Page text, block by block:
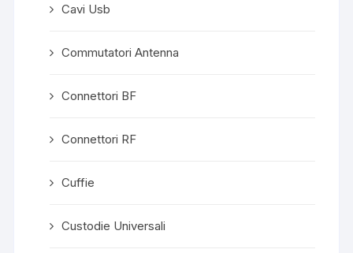
Cavi Usb
Commutatori Antenna
Connettori BF
Connettori RF
Cuffie
Custodie Universali